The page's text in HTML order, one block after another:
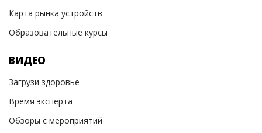
Карта рынка устройств
Образовательные курсы
ВИДЕО
Загрузи здоровье
Время эксперта
Обзоры с мероприятий